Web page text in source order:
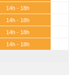
14h - 18h
14h - 18h
14h - 18h
14h - 18h